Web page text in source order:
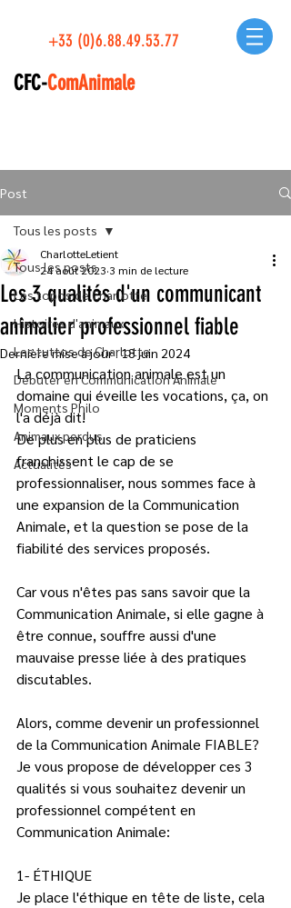
+33 (0)6.88.49.53.77
CFC-ComAnimale
Post
Tous les posts
Les topos de Charlotte
Histoires d'animaux
Les tuttos de Charlotte
Débuter en Communication Animale
Moments Philo
Animaux perdus
Actualités
Tous les posts
Les 3 qualités d'un communicant
animalier professionnel fiable
CharlotteLetient
24 août 2023 3 min de lecture
Dernière mise à jour :18 juin 2024
La communication animale est un
domaine qui éveille les vocations, ça, on
l'a déjà dit!
De plus en plus de praticiens
franchissent le cap de se
professionnaliser, nous sommes face à
une expansion de la Communication
Animale, et la question se pose de la
fiabilité des services proposés.
Car vous n'êtes pas sans savoir que la
Communication Animale, si elle gagne à
être connue, souffre aussi d'une
mauvaise presse liée à des pratiques
discutables.
Alors, comme devenir un professionnel
de la Communication Animale FIABLE?
Je vous propose de développer ces 3
qualités si vous souhaitez devenir un
professionnel compétent en
Communication Animale:
1- ÉTHIQUE
Je place l'éthique en tête de liste, cela